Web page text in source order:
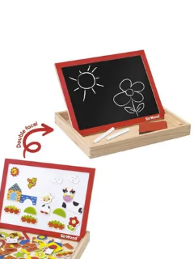
készíthetsz
csodás
képeket. A fa
tartónak
köszönhetően
könnyen
tárolhatod a
kiegészítőket és
bárhova
magaddal
viheted az
egész szettet.
Mérete: